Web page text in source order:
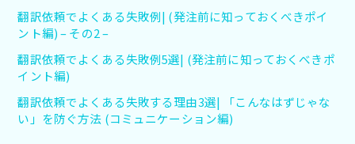
翻訳依頼でよくある失敗例| (発注前に知っておくべきポイ
ント編) – その2 –
翻訳依頼でよくある失敗例5選| (発注前に知っておくべきポ
イント編)
翻訳依頼でよくある失敗する理由3選| 「こんなはずじゃな
い」を防ぐ方法 (コミュニケーション編)